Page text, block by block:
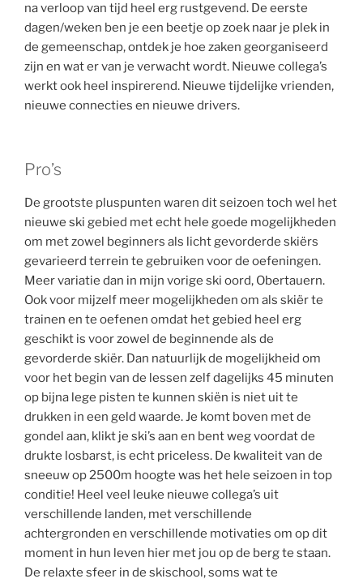
na verloop van tijd heel erg rustgevend. De eerste
dagen/weken ben je een beetje op zoek naar je plek in
de gemeenschap, ontdek je hoe zaken georganiseerd
zijn en wat er van je verwacht wordt. Nieuwe collega’s
werkt ook heel inspirerend. Nieuwe tijdelijke vrienden,
nieuwe connecties en nieuwe drivers.
Pro’s
De grootste pluspunten waren dit seizoen toch wel het
nieuwe ski gebied met echt hele goede mogelijkheden
om met zowel beginners als licht gevorderde skiërs
gevarieerd terrein te gebruiken voor de oefeningen.
Meer variatie dan in mijn vorige ski oord, Obertauern.
Ook voor mijzelf meer mogelijkheden om als skiër te
trainen en te oefenen omdat het gebied heel erg
geschikt is voor zowel de beginnende als de
gevorderde skiër. Dan natuurlijk de mogelijkheid om
voor het begin van de lessen zelf dagelijks 45 minuten
op bijna lege pisten te kunnen skiën is niet uit te
drukken in een geld waarde. Je komt boven met de
gondel aan, klikt je ski’s aan en bent weg voordat de
drukte losbarst, is echt priceless. De kwaliteit van de
sneeuw op 2500m hoogte was het hele seizoen in top
conditie! Heel veel leuke nieuwe collega’s uit
verschillende landen, met verschillende
achtergronden en verschillende motivaties om op dit
moment in hun leven hier met jou op de berg te staan.
De relaxte sfeer in de skischool, soms wat te